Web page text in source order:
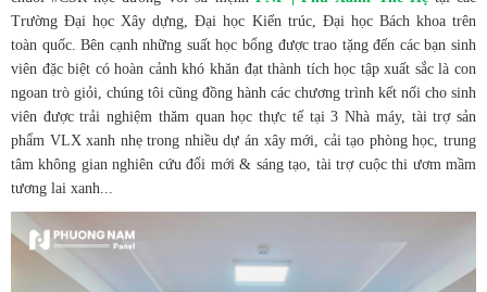
Trường Đại học Xây dựng, Đại học Kiến trúc, Đại học Bách khoa trên
toàn quốc. Bên cạnh những suất học bổng được trao tặng đến các bạn sinh
viên đặc biệt có hoàn cảnh khó khăn đạt thành tích học tập xuất sắc là con
ngoan trò giỏi, chúng tôi cũng đồng hành các chương trình kết nối cho sinh
viên được trải nghiệm thăm quan học thực tế tại 3 Nhà máy, tài trợ sản
phẩm VLX xanh nhẹ trong nhiều dự án xây mới, cải tạo phòng học, trung
tâm không gian nghiên cứu đổi mới & sáng tạo, tài trợ cuộc thi ươm mầm
tương lai xanh...